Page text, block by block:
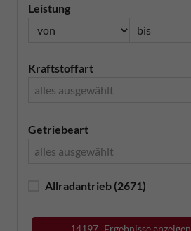
Leistung
Kraftstoffart
alles ausgewählt
Getriebeart
alles ausgewählt
Allradantrieb (2671)
14197 Ergebnisse anzeigen